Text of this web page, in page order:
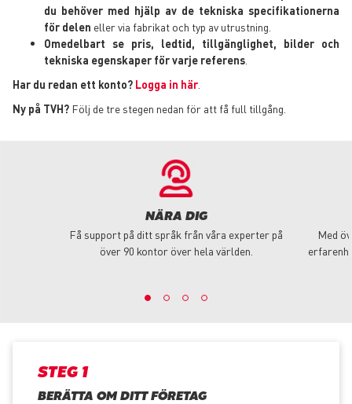
du behöver med hjälp av de tekniska specifikationerna
för delen eller via fabrikat och typ av utrustning.
Omedelbart se pris, ledtid, tillgänglighet, bilder och
tekniska egenskaper för varje referens
Har du redan ett konto? Logga in här
Ny på TVH? Följ de tre stegen nedan för att få full tillgång.
NÄRA DIG
Få support på ditt språk från våra experter på
över 90 kontor över hela världen.
Med
STEG 1
BERÄTTA OM DITT FÖRETAG